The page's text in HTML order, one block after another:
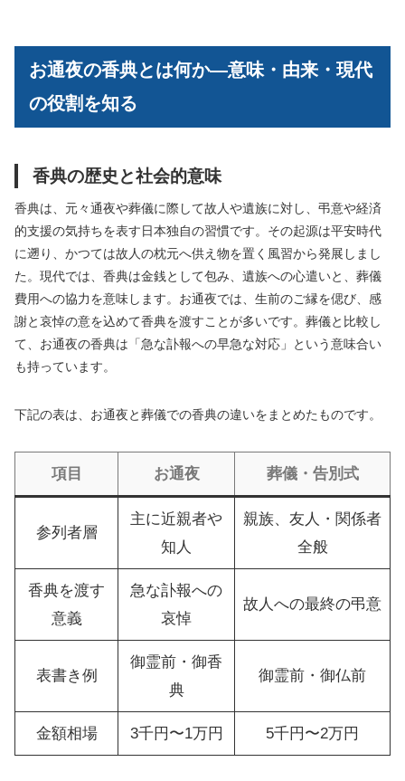
お通夜の香典とは何か―意味・由来・現代
の役割を知る
香典の歴史と社会的意味
香典は、元々通夜や葬儀に際して故人や遺族に対し、弔意や経済
的支援の気持ちを表す日本独自の習慣です。その起源は平安時代
に遡り、かつては故人の枕元へ供え物を置く風習から発展しまし
た。現代では、香典は金銭として包み、遺族への心遣いと、葬儀
費用への協力を意味します。お通夜では、生前のご縁を偲び、感
謝と哀悼の意を込めて香典を渡すことが多いです。葬儀と比較し
て、お通夜の香典は「急な訃報への早急な対応」という意味合い
も持っています。
下記の表は、お通夜と葬儀での香典の違いをまとめたものです。
項目 お通夜 葬儀・告別式
参列者層
主に近親者や
知人
親族、友人・関係者
全般
香典を渡す
意義
急な訃報への
哀悼
故人への最終の弔意
表書き例
御霊前・御香
典
御霊前・御仏前
金額相場 3千円〜1万円 5千円〜2万円